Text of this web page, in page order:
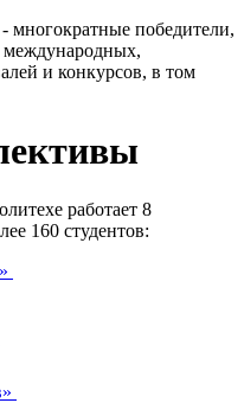
многократные победители,
международных,
и конкурсов, в том
работает 8
160 студентов: